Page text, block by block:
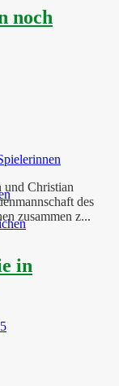
noch
und Christian
des
zusammen z...
in